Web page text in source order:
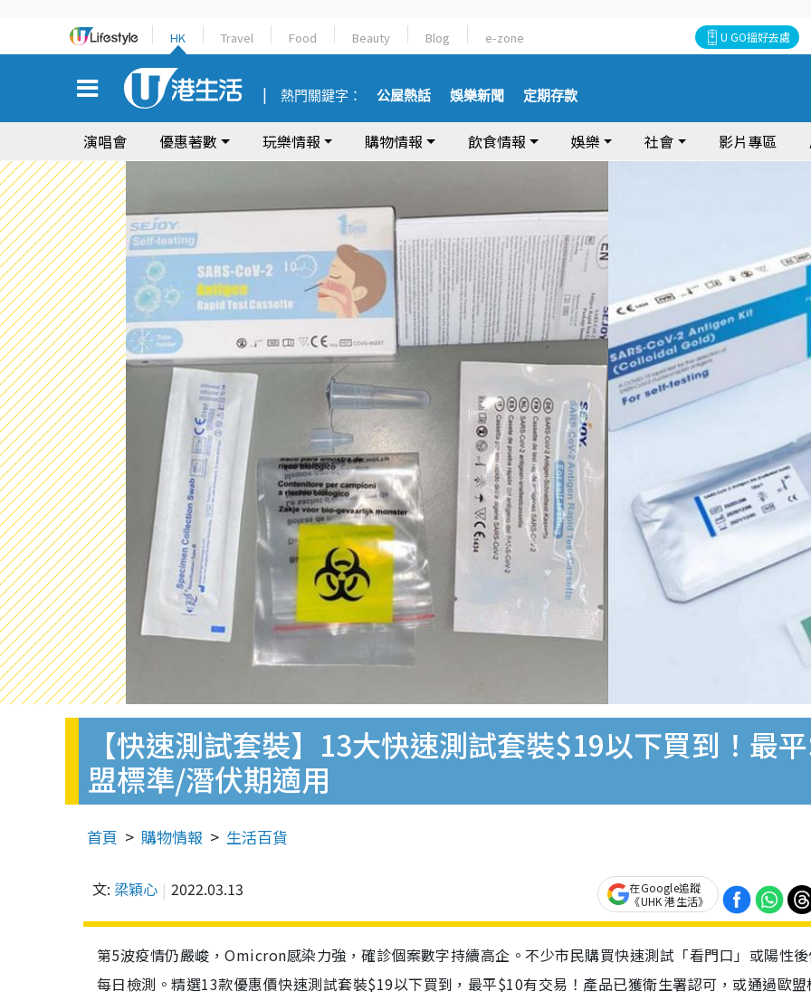
HK Travel Food Beauty Blog e-zone U GO搵好去處
熱門關鍵字： 公屋熱話 娛樂新聞 定期存款
演唱會 優惠著數 玩樂情報 購物情報 飲食情報 娛樂 社會 影片專區
【快速測試套裝】13大快速測試套裝$19以下買到！最
盟標準/潛伏期適用
首頁 購物情報 生活百貨
文: 梁穎心 2022.03.13
在Google追蹤
《UHK 港生活》
第5波疫情仍嚴峻，Omicron感染力強，確診個案數字持續高企。不少市民購買快速測試「看門口」或陽性
每日檢測。精選13款優惠價快速測試套裝$19以下買到，最平$10有交易！產品已獲衛生署認可，或通過歐盟